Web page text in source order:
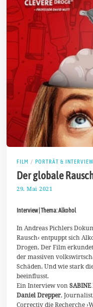
FILM / PORTRÄT & INTERVIEW
Der globale
29. Mai 2021
u
i
0
2
1
Interview | Thema: Alkohol
In Andreas Pichlers
Rausch‹ entpuppt sich
Drogen. Der Film
der massiven
Schäden. Und wie stark
beeinflusst.
Ein Interview von
Daniel Drepper,
Correctiv die Recherche